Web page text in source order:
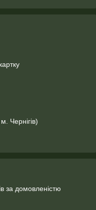
Чернігів)
за домовленістю